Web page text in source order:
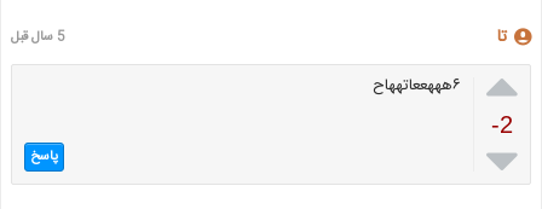
تا 5 سال قبل

-2

۶هههععاتههاح
پاسخ